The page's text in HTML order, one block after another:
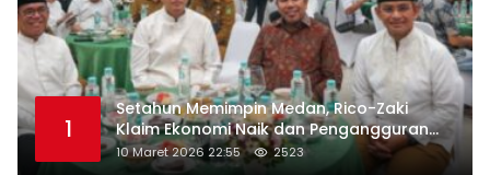
1
Setahun Memimpin Medan, Rico-Zaki
Klaim Ekonomi Naik dan Pengangguran
Turun
10 Maret 2026 22:55 2523